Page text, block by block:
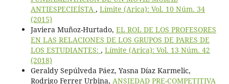
ANTIESPECIEÍSTA , Límite (Arica): Vol. 10 Núm. 34
(2015)
Javiera Muñoz-Hurtado, EL ROL DE LOS PROFESORES
EN LAS RELACIONES DE LOS GRUPOS DE PARES DE
LOS ESTUDIANTES: , Límite (Arica): Vol. 13 Núm. 42
(2018)
Geraldy Sepúlveda Páez, Yasna Díaz Karmelic,
Rodrigo Ferrer Urbina, ANSIEDAD PRE-COMPETITIVA